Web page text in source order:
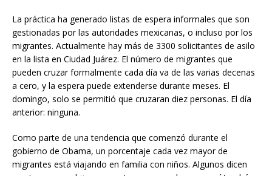
La práctica ha generado listas de espera informales que son
gestionadas por las autoridades mexicanas, o incluso por los
migrantes. Actualmente hay más de 3300 solicitantes de asilo
en la lista en Ciudad Juárez. El número de migrantes que
pueden cruzar formalmente cada día va de las varias decenas
a cero, y la espera puede extenderse durante meses. El
domingo, solo se permitió que cruzaran diez personas. El día
anterior: ninguna.
Como parte de una tendencia que comenzó durante el
gobierno de Obama, un porcentaje cada vez mayor de
migrantes está viajando en familia con niños. Algunos dicen